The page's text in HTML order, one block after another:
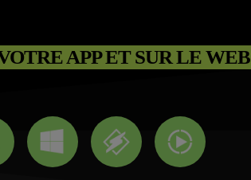
APP ET SUR LE WEB